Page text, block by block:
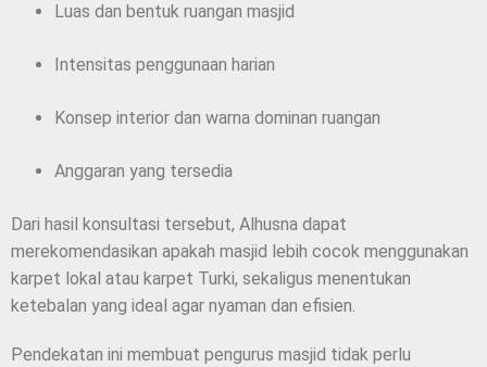
Luas dan bentuk ruangan masjid
Intensitas penggunaan harian
Konsep interior dan warna dominan ruangan
Anggaran yang tersedia
Dari hasil konsultasi tersebut, Alhusna dapat
merekomendasikan apakah masjid lebih cocok menggunakan
karpet lokal atau karpet Turki, sekaligus menentukan
ketebalan yang ideal agar nyaman dan efisien.
Pendekatan ini membuat pengurus masjid tidak perlu